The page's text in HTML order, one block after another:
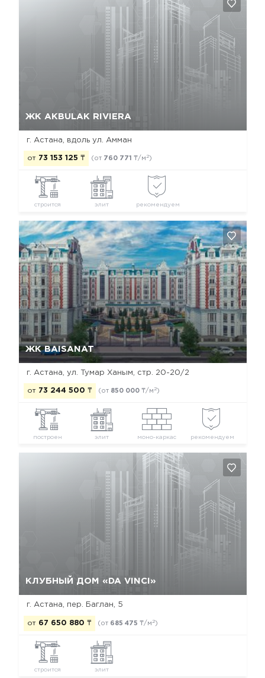
ЖК AKBULAK RIVIERA
г. Астана, вдоль ул. Амман
от 73 153 125 ₸ (от 760 771 ₸/м 2)
строится элит рекомендуем
ЖК BAISANAT
г. Астана, ул. Тумар Ханым, стр. 20-20/2
от 73 244 500 ₸ (от 850 000 ₸/м 2)
построен элит моно-каркас рекомендуем
Да, удалить Отмена
КЛУБНЫЙ ДОМ «DA VINCI»
г. Астана, пер. Баглан, 5
от 67 650 880 ₸ (от 685 475 ₸/м 2)
строится элит